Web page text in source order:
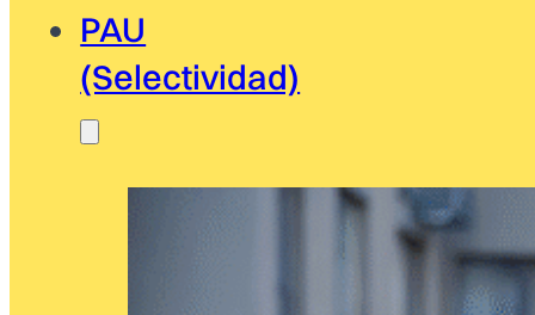
PAU
(Selectividad)